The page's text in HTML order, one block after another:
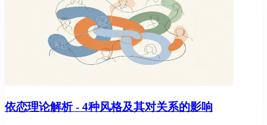
依恋理论解析 - 4种风格及其对关系的影响